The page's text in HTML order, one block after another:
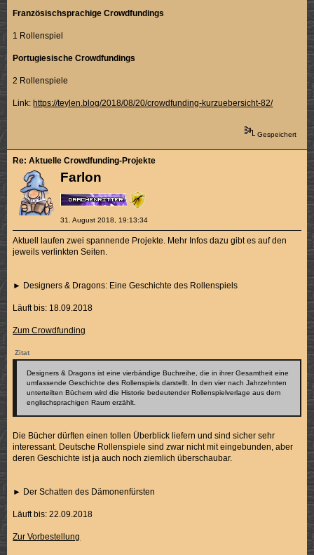
Französischsprachige Crowdfundings
1 Rollenspiel
Portugiesische Crowdfundings
2 Rollenspiele
Link: https://teylen.blog/2018/08/20/crowdfunding-kurzuebersicht-82/
Gespeichert
Farlon
31. August 2018, 19:13:34
Re: Aktuelle Crowdfunding-Projekte
Aktuell laufen zwei spannende Projekte. Mehr Infos dazu gibt es auf den
jeweils verlinkten Seiten.
► Designers & Dragons: Eine Geschichte des Rollenspiels
Läuft bis: 18.09.2018
Zum Crowdfunding
Zitat
Designers & Dragons ist eine vierbändige Buchreihe, die in ihrer Gesamtheit eine
umfassende Geschichte des Rollenspiels darstellt. In den vier nach Jahrzehnten
unterteilten Büchern wird die Historie bedeutender Rollenspielverlage aus dem
englischsprachigen Raum erzählt.
Die Bücher dürften einen tollen Überblick liefern und sind sicher sehr
interessant. Deutsche Rollenspiele sind zwar nicht mit eingebunden, aber
deren Geschichte ist ja auch noch ziemlich überschaubar.
► Der Schatten des Dämonenfürsten
Läuft bis: 22.09.2018
Zur Vorbestellung